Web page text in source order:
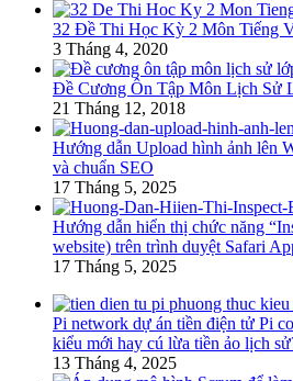
32 Đề Thi Học Kỳ 2 Môn Tiếng
3 Tháng 4, 2020
Đề Cương Ôn Tập Môn Lịch Sử
21 Tháng 12, 2018
Hướng dẫn Upload hình ảnh lên
và chuẩn SEO
17 Tháng 5, 2025
Hướng dẫn hiển thị chức năng
website) trên trình duyệt Safari
17 Tháng 5, 2025
Pi network dự án tiền điện tử Pi
kiểu mới hay cú lừa tiền ảo lịch
13 Tháng 4, 2025